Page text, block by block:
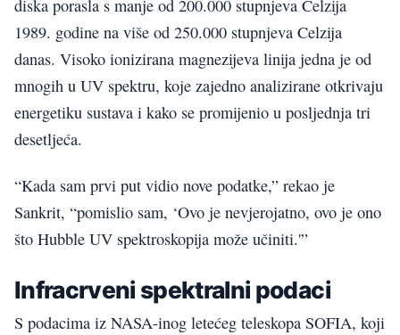
diska porasla s manje od 200.000 stupnjeva Celzija
1989. godine na više od 250.000 stupnjeva Celzija
danas. Visoko ionizirana magnezijeva linija jedna je od
mnogih u UV spektru, koje zajedno analizirane otkrivaju
energetiku sustava i kako se promijenio u posljednja tri
desetljeća.
“Kada sam prvi put vidio nove podatke,” rekao je
Sankrit, “pomislio sam, ‘Ovo je nevjerojatno, ovo je ono
što Hubble UV spektroskopija može učiniti.'”
Infracrveni spektralni podaci
S podacima iz NASA-inog letećeg teleskopa SOFIA, koji